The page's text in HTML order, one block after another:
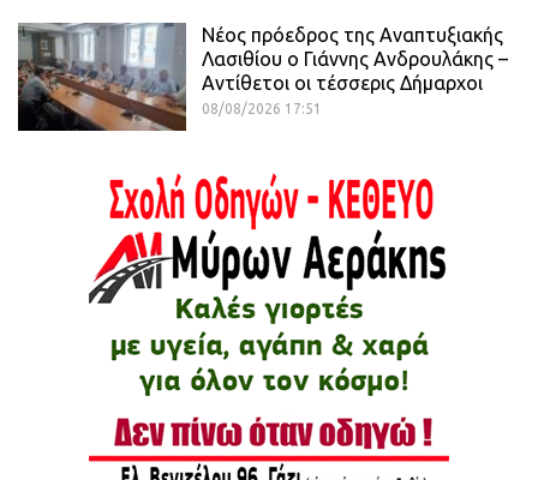
Νέος πρόεδρος της Αναπτυξιακής
Λασιθίου ο Γιάννης Ανδρουλάκης –
Αντίθετοι οι τέσσερις Δήμαρχοι
08/08/2026 17:51